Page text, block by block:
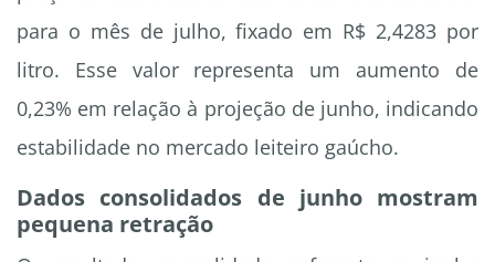
para o mês de julho, fixado em R$ 2,4283 por
litro. Esse valor representa um aumento de
0,23% em relação à projeção de junho, indicando
estabilidade no mercado leiteiro gaúcho.
Dados consolidados de junho mostram
pequena retração